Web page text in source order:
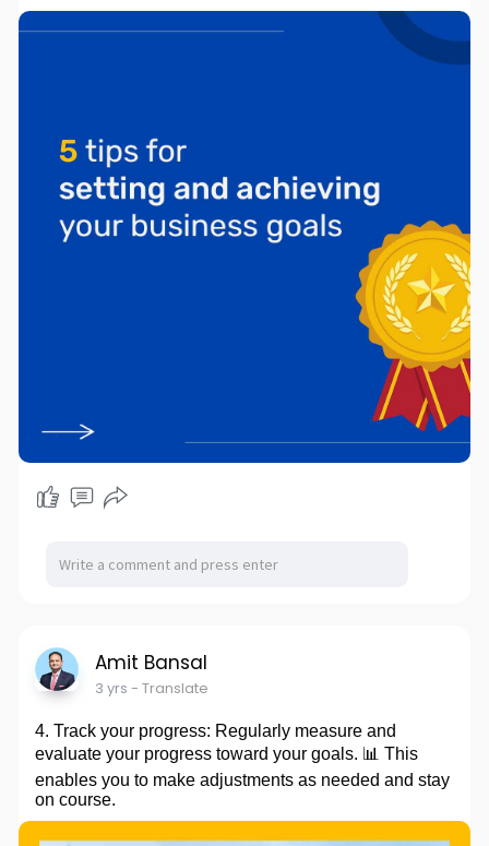
Amit Bansal
3 yrs - Translate
4. Track your progress: Regularly measure and
evaluate your progress toward your goals. 📊 This
enables you to make adjustments as needed and stay
on course.